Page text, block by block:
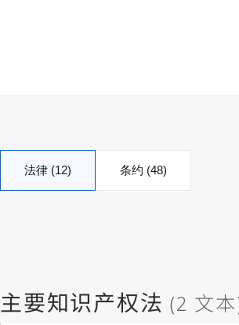
法律 (12) 条约 (48)